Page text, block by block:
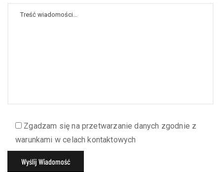
Zgadzam się na przetwarzanie danych zgodnie z
warunkami w celach kontaktowych